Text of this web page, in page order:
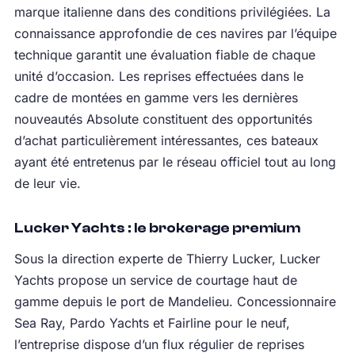
marque italienne dans des conditions privilégiées. La
connaissance approfondie de ces navires par l’équipe
technique garantit une évaluation fiable de chaque
unité d’occasion. Les reprises effectuées dans le
cadre de montées en gamme vers les dernières
nouveautés Absolute constituent des opportunités
d’achat particulièrement intéressantes, ces bateaux
ayant été entretenus par le réseau officiel tout au long
de leur vie.
Lucker Yachts : le brokerage premium
Sous la direction experte de Thierry Lucker, Lucker
Yachts propose un service de courtage haut de
gamme depuis le port de Mandelieu. Concessionnaire
Sea Ray, Pardo Yachts et Fairline pour le neuf,
l’entreprise dispose d’un flux régulier de reprises